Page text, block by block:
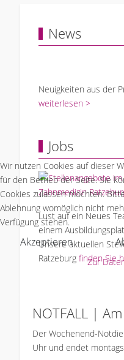
News
Neuigkeiten aus der
weiterlesen >
Jobs
Lust auf ein Neues
einem
Unsere aktuellen
Ratzeburg finden Sie
NOTFALL |
Der Wochenend-
Uhr und endet
Wir nutzen Cookies auf dieser
für den Betrieb der Seite. Sie
Cookies zulassen möchten.
Ablehnung womöglich nicht
Verfügung stehen.
Akzeptieren
Zur